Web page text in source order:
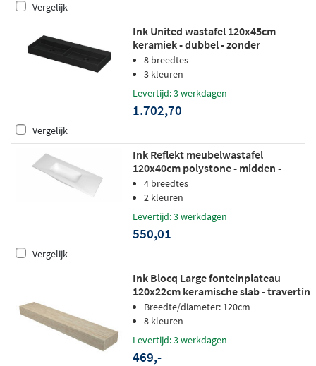
Vergelijk
Ink United wastafel 120x45cm
keramiek - dubbel - zonder
kraangaten - mat zwart
8 breedtes
3 kleuren
Levertijd: 3 werkdagen
1.702,70
Vergelijk
Ink Reflekt meubelwastafel
120x40cm polystone - midden -
zonder kraangat - mat wit
4 breedtes
2 kleuren
Levertijd: 3 werkdagen
550,01
Vergelijk
Ink Blocq Large fonteinplateau
120x22cm keramische slab - travertin
matBreedte/diameter: 120cm
8 kleuren
Levertijd: 3 werkdagen
469,-